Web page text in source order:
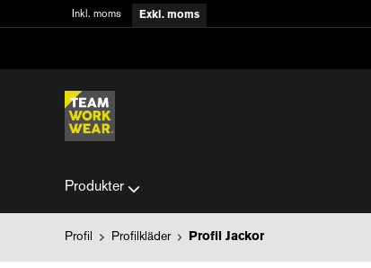
Inkl. moms Exkl. moms
Produkter
Profil Profilkläder Profil Jackor